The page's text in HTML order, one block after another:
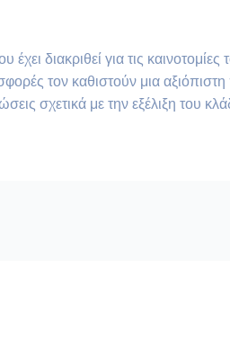
διακριθεί για τις καινοτομίες
τον καθιστούν μια
σχετικά με την εξέλιξη του